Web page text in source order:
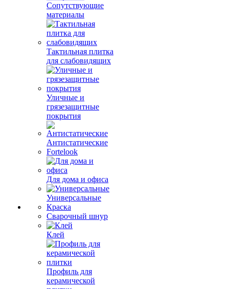
Сопутствующие
материалы
Тактильная плитка
для слабовидящих
Уличные и
грязезащитные
покрытия
Антистатические
Fortelook
Для дома и офиса
Универсальные
Краска
Сварочный шнур
Клей
Профиль для
керамической